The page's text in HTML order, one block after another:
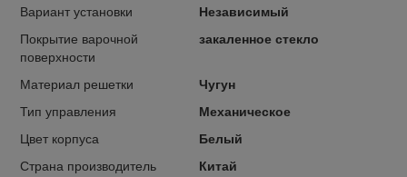
Вариант установки
Независимый
Покрытие варочной
поверхности
закаленное стекло
Материал решетки
Чугун
Тип управления
Механическое
Цвет корпуса
Белый
Страна производитель
Китай